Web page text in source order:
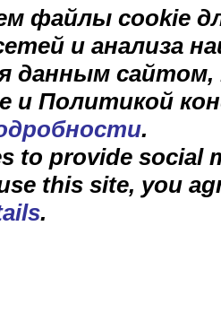
файлы cookie
и анализа
данным
и Политикой
.
to provide social
this site, you
.